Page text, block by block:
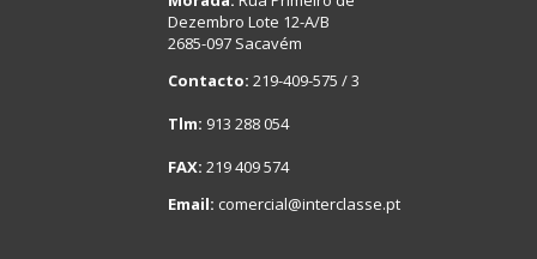
Dezembro Lote 12-A/B
2685-097 Sacavém
Contacto: 219-409-575 / 3
Tlm: 913 288 054
FAX: 219 409 574
Email: comercial@interclasse.pt